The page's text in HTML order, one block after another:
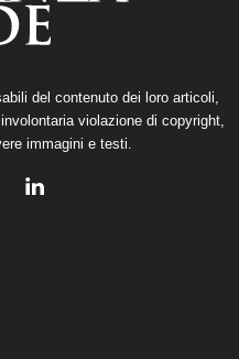
del contenuto dei loro articoli,
violazione di copyright,
immagini e testi.